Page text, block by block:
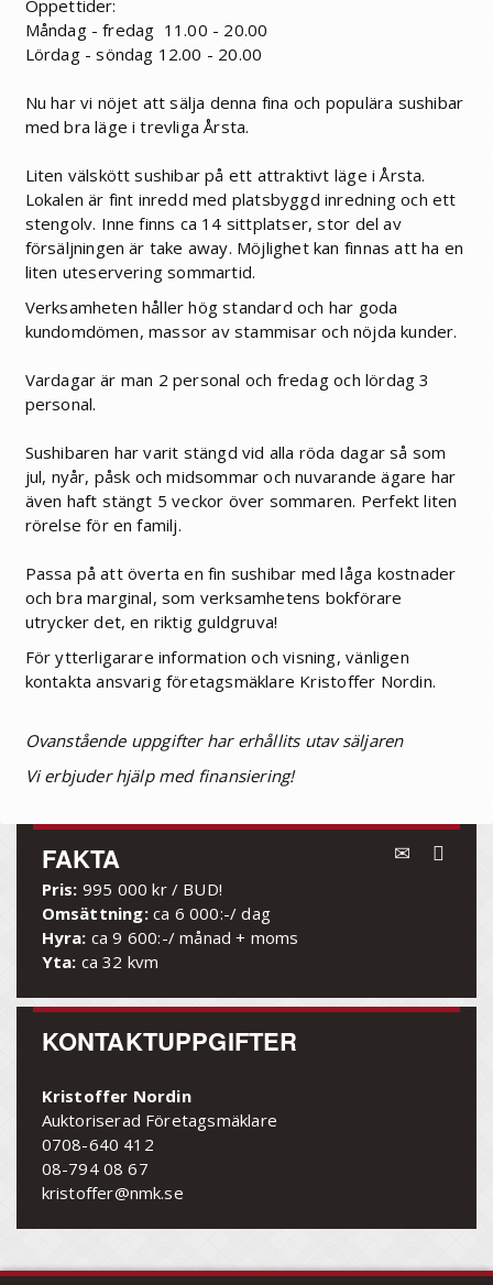
Öppettider:
Måndag - fredag 11.00 - 20.00
Lördag - söndag 12.00 - 20.00
Nu har vi nöjet att sälja denna fina och populära sushibar
med bra läge i trevliga Årsta.
Liten välskött sushibar på ett attraktivt läge i Årsta.
Lokalen är fint inredd med platsbyggd inredning och ett
stengolv. Inne finns ca 14 sittplatser, stor del av
försäljningen är take away. Möjlighet kan finnas att ha en
liten uteservering sommartid.
Verksamheten håller hög standard och har goda
kundomdömen, massor av stammisar och nöjda kunder.
Vardagar är man 2 personal och fredag och lördag 3
personal.
Sushibaren har varit stängd vid alla röda dagar så som
jul, nyår, påsk och midsommar och nuvarande ägare har
även haft stängt 5 veckor över sommaren. Perfekt liten
rörelse för en familj.
Passa på att överta en fin sushibar med låga kostnader
och bra marginal, som verksamhetens bokförare
utrycker det, en riktig guldgruva!
För ytterligarare information och visning, vänligen
kontakta ansvarig företagsmäklare Kristoffer Nordin.
Ovanstående uppgifter har erhållits utav säljaren
Vi erbjuder hjälp med finansiering!
FAKTA
Pris: 995 000 kr / BUD!
Omsättning: ca 6 000:-/ dag
Hyra: ca 9 600:-/ månad + moms
Yta: ca 32 kvm
KONTAKTUPPGIFTER
Kristoffer Nordin
Auktoriserad Företagsmäklare
0708-640 412
08-794 08 67
kristoffer@nmk.se